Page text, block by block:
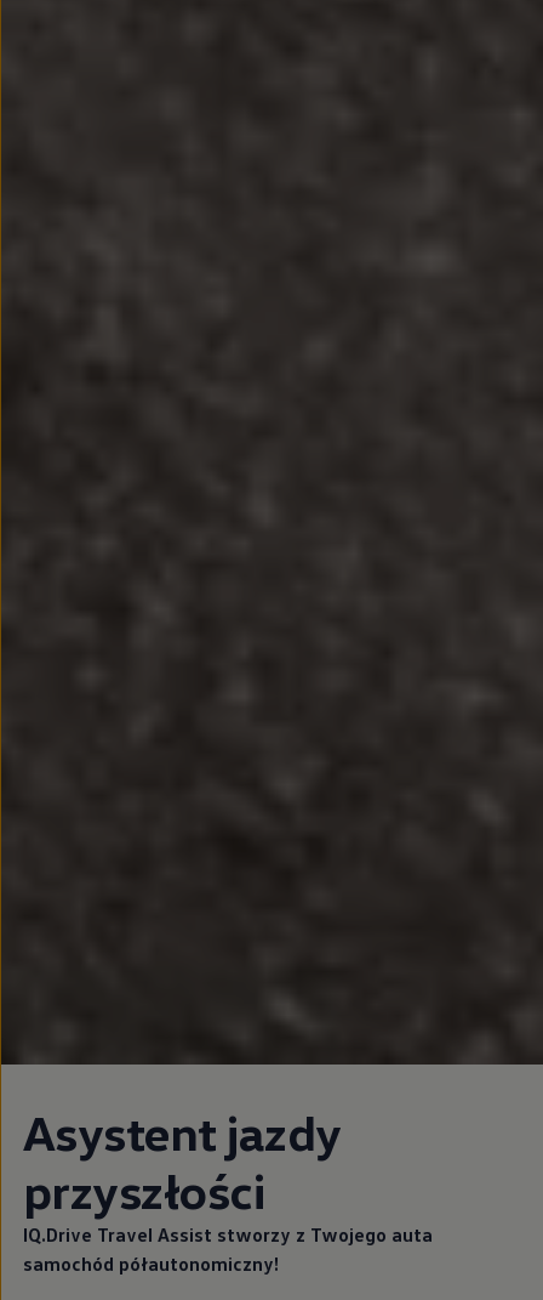
Asystent jazdy
przyszłości
IQ.Drive Travel Assist stworzy z Twojego auta
samochód półautonomiczny!